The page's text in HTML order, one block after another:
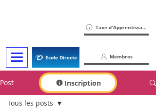
Ecole Directe
Taxe d'Apprentissage
Membres
Inscription
Post
Tous les posts